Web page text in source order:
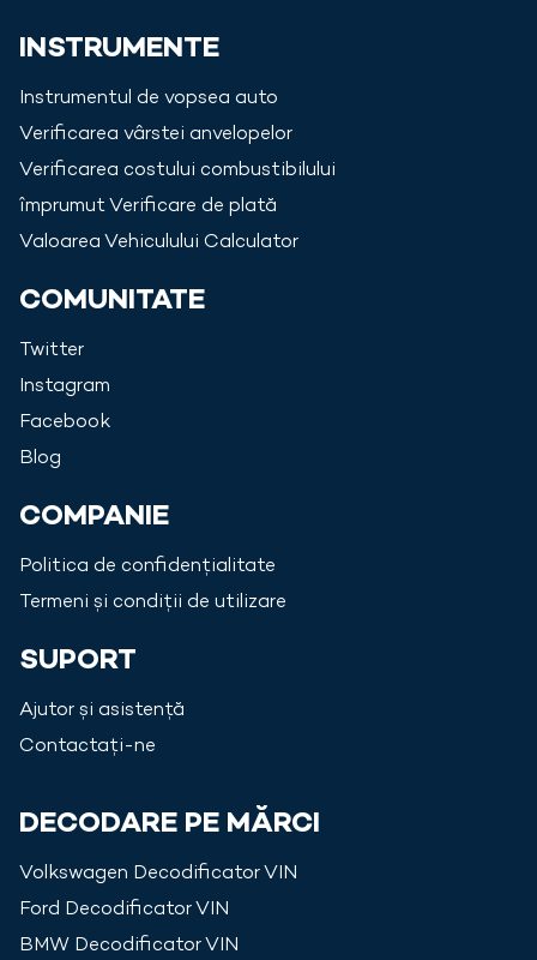
INSTRUMENTE
Instrumentul de vopsea auto
Verificarea vârstei anvelopelor
Verificarea costului combustibilului
împrumut Verificare de plată
Valoarea Vehiculului Calculator
COMUNITATE
Twitter
Instagram
Facebook
Blog
COMPANIE
Politica de confidențialitate
Termeni și condiții de utilizare
SUPORT
Ajutor și asistență
Contactați-ne
DECODARE PE MĂRCI
Volkswagen Decodificator VIN
Ford Decodificator VIN
BMW Decodificator VIN